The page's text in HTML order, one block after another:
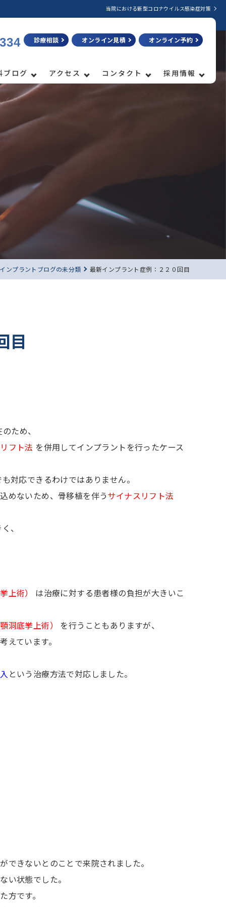
当院における新型コロナウイルス感染症対策
診療相談 オンライン見積 オンライン予約
ブログ アクセス コンタクト 採用情報
インプラントブログの未分類 最新インプラント症例：２２０回目
目
ため、
フト法 を併用してインプラントを行ったケース
対応できるわけではありません。
めないため、骨移植を伴うサイナスリフト法
、
上術）
は治療に対する患者様の負担が大きいこ
洞底挙上術）
を行うこともありますが、
ています。
という治療方法で対応しました。
できないとのことで来院されました。
い状態でした。
方です。